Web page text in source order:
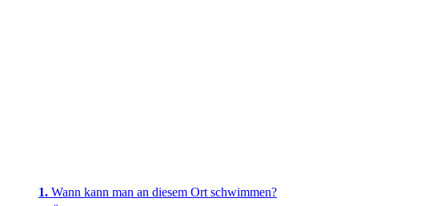
Wann kann man an diesem Ort schwimmen?